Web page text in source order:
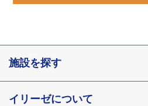
施設を探す
東京都
イリーゼについて